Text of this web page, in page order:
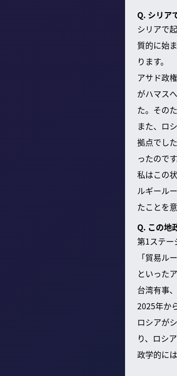
Q. シリア
シリアで
質的に始
ります。
アサド政
がハマス
た。その
また、ロ
拠点でし
ったのです
私はこの
ルギール
たことを
Q. この地
第1ステー
「貿易ル
といった
台湾有事
2025年か
ロシアが
り、ロシ
政学的に